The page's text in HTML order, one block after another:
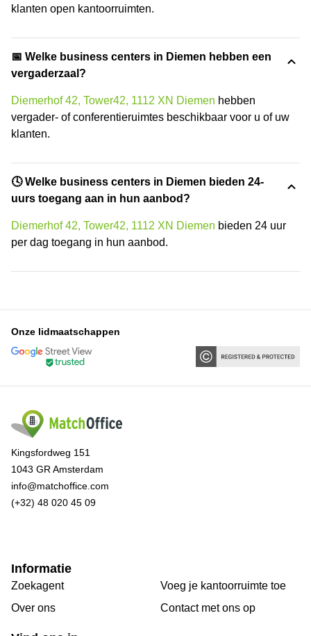
klanten open kantoorruimten.
📅 Welke business centers in Diemen hebben een
vergaderzaal?
Diemerhof 42, Tower42, 1112 XN Diemen hebben
vergader- of conferentieruimtes beschikbaar voor u of uw
klanten.
🕓 Welke business centers in Diemen bieden 24-
uurs toegang aan in hun aanbod?
Diemerhof 42, Tower42, 1112 XN Diemen bieden 24 uur
per dag toegang in hun aanbod.
Onze lidmaatschappen
Kingsfordweg 151
1043 GR Amsterdam
info@matchoffice.com
(+32) 48 020 45 09
Informatie
Zoekagent
Over ons
Voeg je kantoorruimte toe
Сontact met ons op